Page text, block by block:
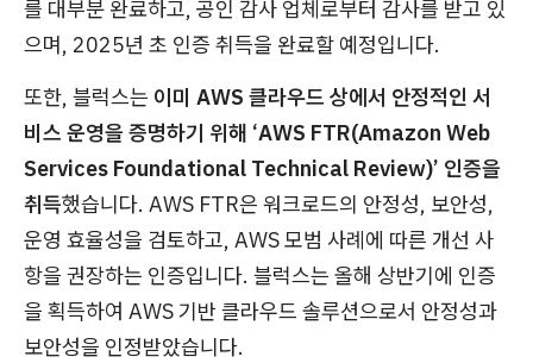
를 대부분 완료하고, 공인 감사 업체로부터 감사를 받고 있
으며, 2025년 초 인증 취득을 완료할 예정입니다.
또한, 블럭스는 이미 AWS 클라우드 상에서 안정적인 서
비스 운영을 증명하기 위해 ‘AWS FTR(Amazon Web
Services Foundational Technical Review)’ 인증을
취득했습니다. AWS FTR은 워크로드의 안정성, 보안성,
운영 효율성을 검토하고, AWS 모범 사례에 따른 개선 사
항을 권장하는 인증입니다. 블럭스는 올해 상반기에 인증
을 획득하여 AWS 기반 클라우드 솔루션으로서 안정성과
보안성을 인정받았습니다.